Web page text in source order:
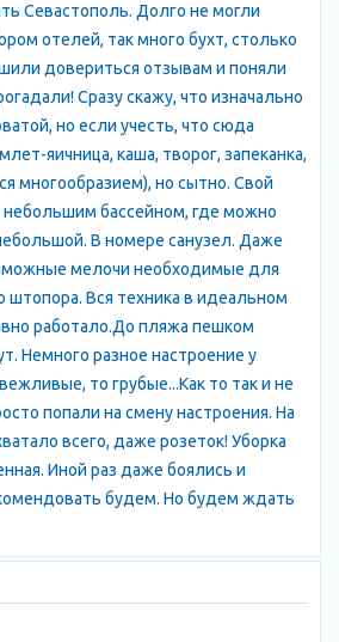
на долгое время оставляют
До ближайшего пещерного
из Севастополя можно добраться
или 109, отправляющимся с конечной
шоссе.
поездов Севастополя приведено на
Севастополя представлены на
Предложения жилья в частном секторе
с указанием цен 2014 можно
Сдать жилье.
Украины 2001 года население
района составляло 377.2 тысяч
население составляло 358.1 тысяч
— 21.4 тысячи человек.
Один из львов на графской
населения Севастополь был
русских среди всех украинских
71.6%, украинцы — 22.4%,
Севастополь. Долго не могли
отелей, так много бухт, столько
довериться отзывам и поняли
Сразу скажу, что изначально
но если учесть, что сюда
яичница, каша, творог, запеканка,
многообразием), но сытно. Свой
бассейном, где можно
В номере санузел. Даже
мелочи необходимые для
Вся техника в идеальном
работало.До пляжа пешком
Немного разное настроение у
то грубые...Как то так и не
попали на смену настроения. На
всего, даже розеток! Уборка
Иной раз даже боялись и
будем. Но будем ждать